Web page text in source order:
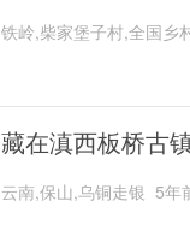
铁岭,柴家堡子村,全国乡
藏在滇西板桥古
云南,保山,乌铜走银 5年